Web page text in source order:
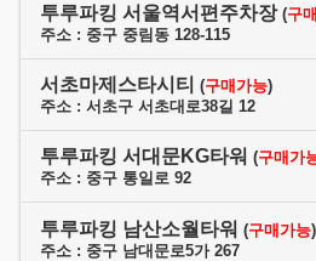
투루파킹 서울역서편주차장 (구
주소 : 중구 중림동 128-115
서초마제스타시티 (구매가능)
주소 : 서초구 서초대로38길 12
투루파킹 서대문KG타워 (구매가
주소 : 중구 통일로 92
투루파킹 남산소월타워 (구매가능)
주소 : 중구 남대문로5가 267